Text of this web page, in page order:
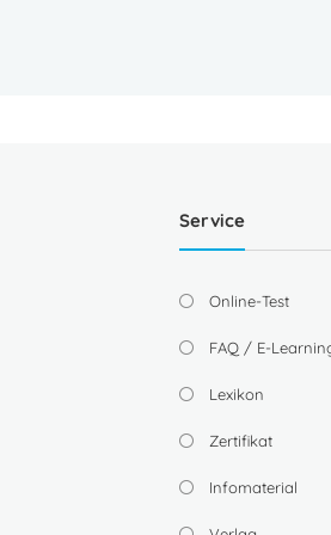
Service
Online-Test
FAQ / E-
Lexikon
Zertifikat
Infomaterial